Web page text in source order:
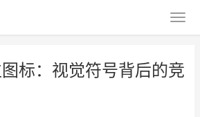
标：视觉符号背后的竞